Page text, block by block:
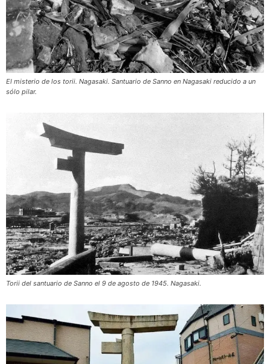
El misterio de los torii. Nagasaki. Santuario de Sanno en Nagasaki reducido a un
sólo pilar.
Torii del santuario de Sanno el 9 de agosto de 1945. Nagasaki.